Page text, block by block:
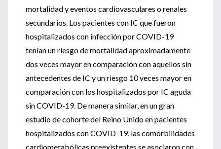
mortalidad y eventos cardiovasculares o renales
secundarios. Los pacientes con IC que fueron
hospitalizados con infección por COVID-19
tenían un riesgo de mortalidad aproximadamente
dos veces mayor en comparación con aquellos sin
antecedentes de IC y un riesgo 10 veces mayor en
comparación con los hospitalizados por IC aguda
sin COVID-19. De manera similar, en un gran
estudio de cohorte del Reino Unido en pacientes
hospitalizados con COVID-19, las comorbilidades
cardiometabólicas preexistentes se asociaron con